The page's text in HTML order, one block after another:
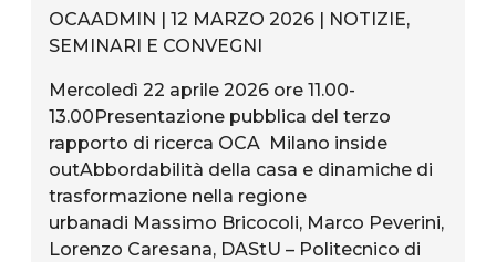
OCAADMIN | 12 MARZO 2026 | NOTIZIE,
SEMINARI E CONVEGNI
Mercoledì 22 aprile 2026 ore 11.00-
13.00Presentazione pubblica del terzo
rapporto di ricerca OCA Milano inside
outAbbordabilità della casa e dinamiche di
trasformazione nella regione
urbanadi Massimo Bricocoli, Marco Peverini,
Lorenzo Caresana, DAStU – Politecnico di